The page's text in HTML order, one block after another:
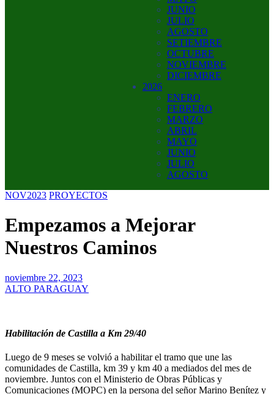
JUNIO
JULIO
AGOSTO
SETIEMBRE
OCTUBRE
NOVIEMBRE
DICIEMBRE
2026
ENERO
FEBRERO
MARZO
ABRIL
MAYO
JUNIO
JULIO
AGOSTO
NOV2023 PROYECTOS
Empezamos a Mejorar
Nuestros Caminos
noviembre 22, 2023
ALTO PARAGUAY
Habilitación de Castilla a Km 29/40
Luego de 9 meses se volvió a habilitar el tramo que une las
comunidades de Castilla, km 39 y km 40 a mediados del mes de
noviembre. Juntos con el Ministerio de Obras Públicas y
Comunicaciones (MOPC) en la persona del señor Marino Benítez y